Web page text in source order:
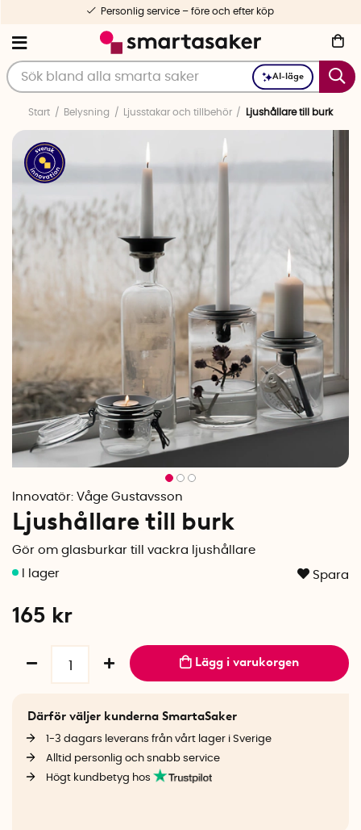
AI-läge
Personlig service – före och efter köp
Start Belysning Ljusstakar och tillbehör Ljushållare till burk
Innovatör: Våge Gustavsson
Ljushållare till burk
Gör om glasburkar till vackra ljushållare
Spara
165 kr
Lägg i varukorgen
Därför väljer kunderna SmartaSaker
1-3 dagars leverans från vårt lager i Sverige
Alltid personlig och snabb service
Högt kundbetyg hos